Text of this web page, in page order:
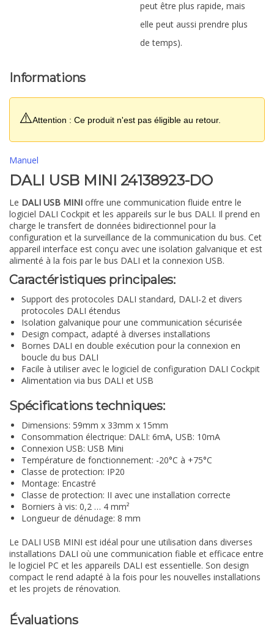
peut être plus rapide, mais
elle peut aussi prendre plus
de temps).
Informations
⚠️Attention : Ce produit n'est pas éligible au retour.
Manuel
DALI USB MINI 24138923-DO
Le DALI USB MINI offre une communication fluide entre le
logiciel DALI Cockpit et les appareils sur le bus DALI. Il prend en
charge le transfert de données bidirectionnel pour la
configuration et la surveillance de la communication du bus. Cet
appareil interface est conçu avec une isolation galvanique et est
alimenté à la fois par le bus DALI et la connexion USB.
Caractéristiques principales:
Support des protocoles DALI standard, DALI-2 et divers
protocoles DALI étendus
Isolation galvanique pour une communication sécurisée
Design compact, adapté à diverses installations
Bornes DALI en double exécution pour la connexion en
boucle du bus DALI
Facile à utiliser avec le logiciel de configuration DALI Cockpit
Alimentation via bus DALI et USB
Spécifications techniques:
Dimensions: 59mm x 33mm x 15mm
Consommation électrique: DALI: 6mA, USB: 10mA
Connexion USB: USB Mini
Température de fonctionnement: -20°C à +75°C
Classe de protection: IP20
Montage: Encastré
Classe de protection: II avec une installation correcte
Borniers à vis: 0,2 … 4 mm²
Longueur de dénudage: 8 mm
Le DALI USB MINI est idéal pour une utilisation dans diverses
installations DALI où une communication fiable et efficace entre
le logiciel PC et les appareils DALI est essentielle. Son design
compact le rend adapté à la fois pour les nouvelles installations
et les projets de rénovation.
Évaluations